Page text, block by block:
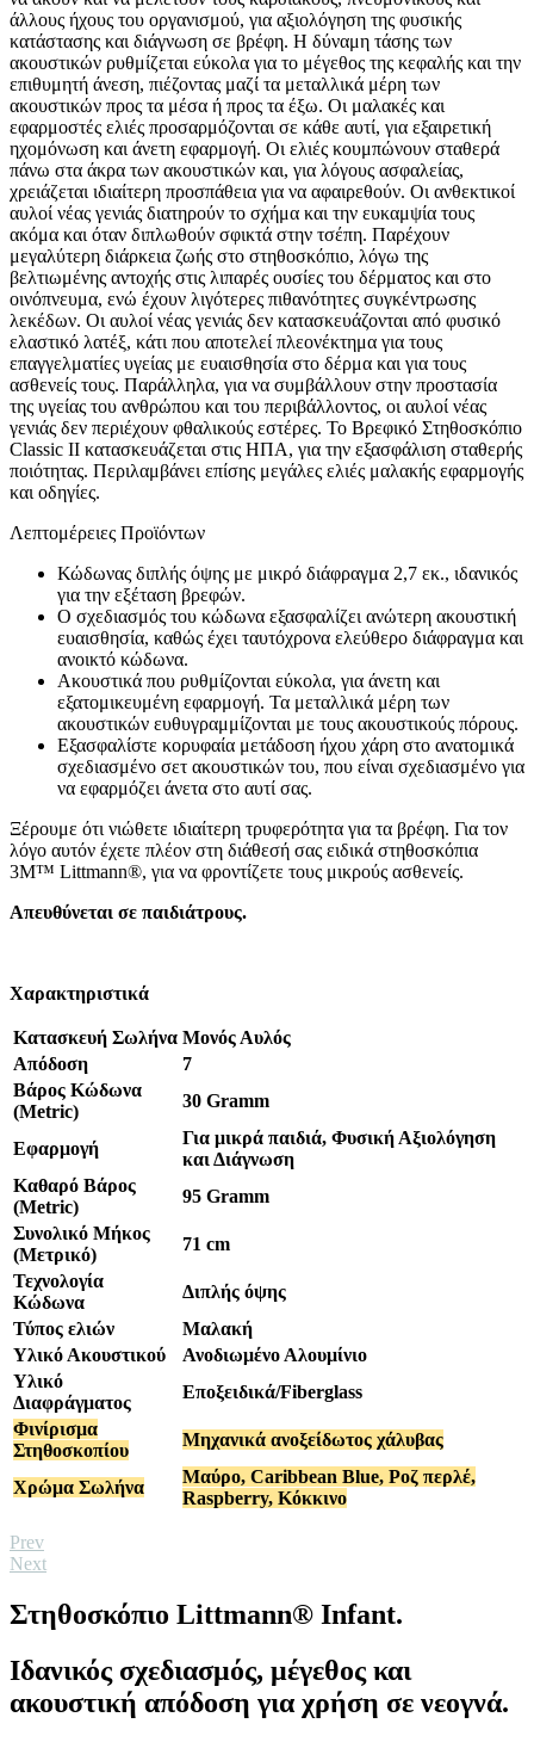
άλλους ήχους του οργανισμού, για αξιολόγηση της φυσικής
κατάστασης και διάγνωση σε βρέφη. Η δύναμη τάσης των
ακουστικών ρυθμίζεται εύκολα για το μέγεθος της κεφαλής και την
επιθυμητή άνεση, πιέζοντας μαζί τα μεταλλικά μέρη των
ακουστικών προς τα μέσα ή προς τα έξω. Οι μαλακές και
εφαρμοστές ελιές προσαρμόζονται σε κάθε αυτί, για εξαιρετική
ηχομόνωση και άνετη εφαρμογή. Οι ελιές κουμπώνουν σταθερά
πάνω στα άκρα των ακουστικών και, για λόγους ασφαλείας,
χρειάζεται ιδιαίτερη προσπάθεια για να αφαιρεθούν. Οι ανθεκτικοί
αυλοί νέας γενιάς διατηρούν το σχήμα και την ευκαμψία τους
ακόμα και όταν διπλωθούν σφικτά στην τσέπη. Παρέχουν
μεγαλύτερη διάρκεια ζωής στο στηθοσκόπιο, λόγω της
βελτιωμένης αντοχής στις λιπαρές ουσίες του δέρματος και στο
οινόπνευμα, ενώ έχουν λιγότερες πιθανότητες συγκέντρωσης
λεκέδων. Οι αυλοί νέας γενιάς δεν κατασκευάζονται από φυσικό
ελαστικό λατέξ, κάτι που αποτελεί πλεονέκτημα για τους
επαγγελματίες υγείας με ευαισθησία στο δέρμα και για τους
ασθενείς τους. Παράλληλα, για να συμβάλλουν στην προστασία
της υγείας του ανθρώπου και του περιβάλλοντος, οι αυλοί νέας
γενιάς δεν περιέχουν φθαλικούς εστέρες. Το Βρεφικό Στηθοσκόπιο
Classic II κατασκευάζεται στις ΗΠΑ, για την εξασφάλιση σταθερής
ποιότητας. Περιλαμβάνει επίσης μεγάλες ελιές μαλακής εφαρμογής
και οδηγίες.
Λεπτομέρειες Προϊόντων
Κώδωνας διπλής όψης με μικρό διάφραγμα 2,7 εκ., ιδανικός
για την εξέταση βρεφών.
Ο σχεδιασμός του κώδωνα εξασφαλίζει ανώτερη ακουστική
ευαισθησία, καθώς έχει ταυτόχρονα ελεύθερο διάφραγμα και
ανοικτό κώδωνα.
Ακουστικά που ρυθμίζονται εύκολα, για άνετη και
εξατομικευμένη εφαρμογή. Τα μεταλλικά μέρη των
ακουστικών ευθυγραμμίζονται με τους ακουστικούς πόρους.
Εξασφαλίστε κορυφαία μετάδοση ήχου χάρη στο ανατομικά
σχεδιασμένο σετ ακουστικών του, που είναι σχεδιασμένο για
να εφαρμόζει άνετα στο αυτί σας.
Ξέρουμε ότι νιώθετε ιδιαίτερη τρυφερότητα για τα βρέφη. Για τον
λόγο αυτόν έχετε πλέον στη διάθεσή σας ειδικά στηθοσκόπια
3M™ Littmann®, για να φροντίζετε τους μικρούς ασθενείς.
Απευθύνεται σε παιδιάτρους.
Χαρακτηριστικά
Kατασκευή Σωλήνα Μονός Αυλός
Απόδοση
7
Βάρος Kώδωνα
(Metric)
30 Gramm
Εφαρμογή
Για μικρά παιδιά, Φυσική Αξιολόγηση
και Διάγνωση
Καθαρό Βάρος
(Metric)
95 Gramm
Συνολικό Μήκος
(Μετρικό)
71 cm
Τεχνολογία
Κώδωνα
Διπλής όψης
Τύπος ελιών
Μαλακή
Υλικό Ακουστικού
Ανοδιωμένο Αλουμίνιο
Υλικό
Διαφράγματος
Εποξειδικά/Fiberglass
Φινίρισμα
Στηθοσκοπίου
Μηχανικά ανοξείδωτος χάλυβας
Χρώμα Σωλήνα
Μαύρο, Caribbean Blue, Ροζ περλέ,
Raspberry, Κόκκινο
Prev
Next
Στηθοσκόπιο Littmann® Infant.
Ιδανικός σχεδιασμός, μέγεθος και
ακουστική απόδοση για χρήση σε νεογνά.